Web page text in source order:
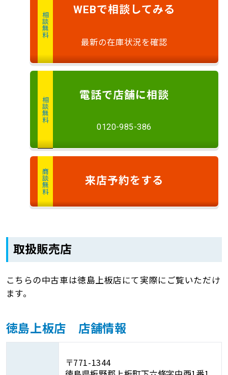
相談無料
WEBで相談 してみる
最新の在庫状況を確認
相談無料
電話で店舗に相談
0120-985-386
商談無料 来店予約をする
取扱販売店
こちらの中古車は徳島上板店にて実際にご覧いただけ
ます。
徳島上板店 店舗情報
〒771-1344